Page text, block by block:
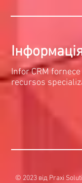
Infor CRM
recursos
© 2023 від Praxi